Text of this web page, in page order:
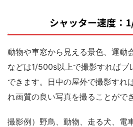
シャッター速度：
動物や車窓から見える景色、運動
などは1/500s以上で撮影すればブ
できます。日中の屋外で撮影すれ
れ画質の良い写真を撮ることがで
撮影例）野鳥、動物、走る犬、電